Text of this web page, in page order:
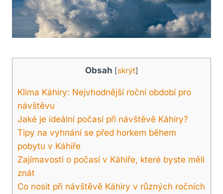
Obsah [skrýt]
Klima Káhiry: Nejvhodnější roční období pro
návštěvu
Jaké je ideální počasí při návštěvě Káhiry?
Tipy na vyhnání se před horkem během
pobytu v Káhiře
Zajímavosti o počasí v Káhiře, které byste měli
znát
Co nosit při návštěvě Káhiry v různých ročních